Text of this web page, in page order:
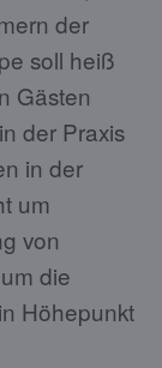
der
soll heiß
Gästen
der Praxis
in der
um
von
die
Höhepunkt